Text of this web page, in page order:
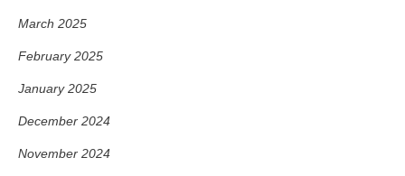
March 2025
February 2025
January 2025
December 2024
November 2024